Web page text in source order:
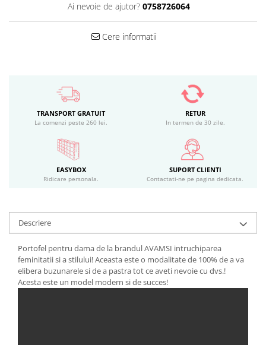
Ai nevoie de ajutor? 0758726064
Cere informatii
TRANSPORT GRATUIT
La comenzi peste 260 lei.
RETUR
In termen de 30 zile.
EASYBOX
Ridicare personala.
SUPORT CLIENTI
Contactati-ne pe pagina dedicata.
Descriere
Portofel pentru dama de la brandul AVAMSI intruchiparea
feminitatii si a stilului! Aceasta este o modalitate de 100% de a va
elibera buzunarele si de a pastra tot ce aveti nevoie cu dvs.!
Acesta este un model modern si de succes!